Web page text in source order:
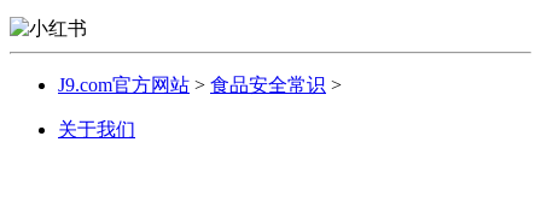
J9.com官方网站 > 食品安全常识 >
关于我们